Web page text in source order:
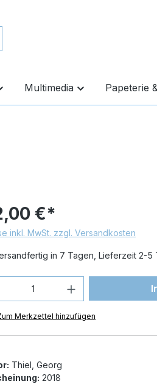
Multimedia Papeterie
€*
inkl. MwSt. zzgl. Versandkosten
in 7 Tagen, Lieferzeit 2-5
Anzahl: Gib
Merkzettel hinzufügen
Thiel, Georg
2018